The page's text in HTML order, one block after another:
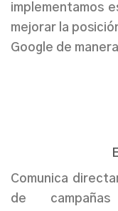
implementamos
mejorar la
Google de
Comunica
de